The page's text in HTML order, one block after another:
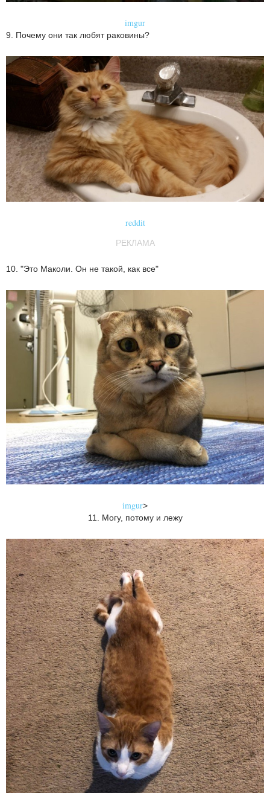
imgur
9. Почему они так любят раковины?
reddit
РЕКЛАМА
10. "Это Маколи. Он не такой, как все"
imgur>
11. Могу, потому и лежу